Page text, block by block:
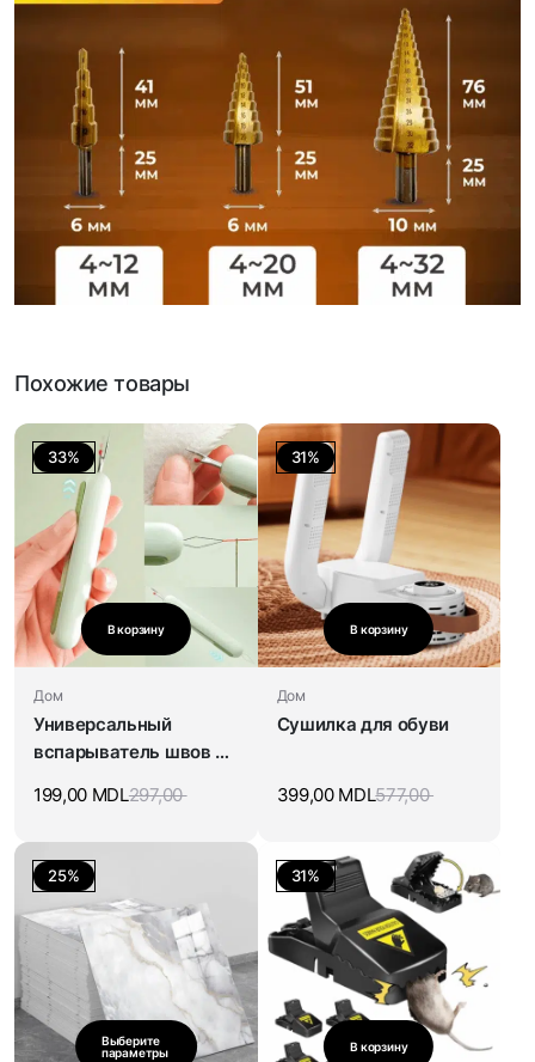
Похожие товары
33%
В корзину
Дом
Универсальный
вспарыватель швов с
297,00
199,00 MDL
31%
В корзину
Дом
Сушилка для обуви
577,00
399,00 MDL
25%
Выберите
параметры
31%
В корзину